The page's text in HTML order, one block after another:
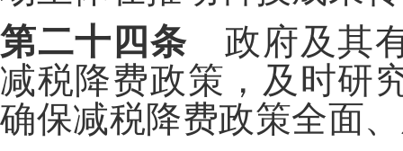
第二十四条 政府及其
减税降费政策，及时研
确保减税降费政策全面